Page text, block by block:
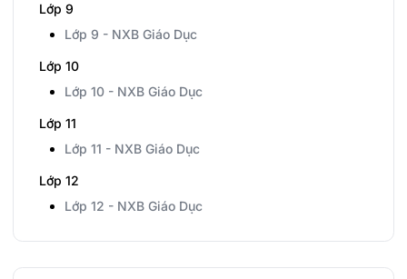
Lớp 9
Lớp 9 - NXB Giáo Dục
Lớp 10
Lớp 10 - NXB Giáo Dục
Lớp 11
Lớp 11 - NXB Giáo Dục
Lớp 12
Lớp 12 - NXB Giáo Dục